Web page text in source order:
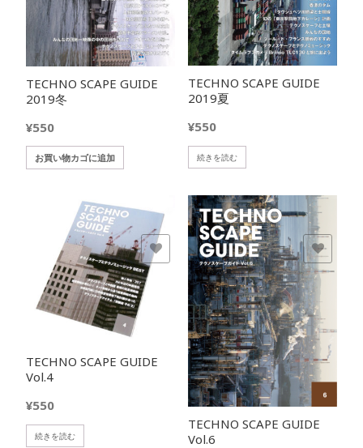
TECHNO SCAPE GUIDE
2019冬
¥550
お買い物カゴに追加
TECHNO SCAPE GUIDE
2019夏
¥550
続きを読む
TECHNO SCAPE GUIDE
Vol.4
¥550
続きを読む
欲しいモノに追加
TECHNO SCAPE GUIDE
Vol.6
欲しいモノに追加